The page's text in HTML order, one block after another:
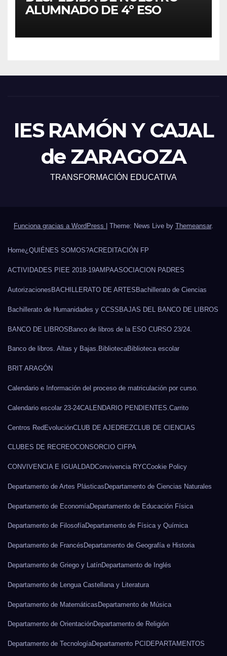
ALUMNADO DE 4º ESO
IES RAMÓN Y CAJAL
de ZARAGOZA
TRANSFORMACIÓN EDUCATIVA
Funciona gracias a WordPress Theme: News Live by Themeansar.
Home¿QUIÉNES SOMOS?ACREDITACIÓN FP
ACTIVIDADES PIEE 2018-19AMPAASOCIACION PADRES
Autorizaciones BACHILLERATO DE ARTES Bachillerato de Ciencias
Bachillerato de Humanidades y CCSS BAJAS DEL BANCO DE LIBROS
BANCO DE LIBROSBanco de libros de la ESO CURSO 23/24.
Banco de libros. Altas y Bajas. BibliotecaBiblioteca escolar
BRIT ARAGÓN
Calendario e Información del proceso de matriculación por curso.
Calendario escolar 23-24CALENDARIO PENDIENTES. Carrito
Centros RedEvoluciónCLUB DE AJEDREZCLUB DE CIENCIAS
CLUBES DE RECREOCONSORCIO CIFPA
CONVIVENCIA E IGUALDADConvivencia RYCCookie Policy
Departamento de Artes Plásticas Departamento de Ciencias Naturales
Departamento de EconomíaDepartamento de Educación Física
Departamento de FilosofíaDepartamento de Física y Química
Departamento de Francés Departamento de Geografía e Historia
Departamento de Griego y LatínDepartamento de Inglés
Departamento de Lengua Castellana y Literatura
Departamento de MatemáticasDepartamento de Música
Departamento de OrientaciónDepartamento de Religión
Departamento de TecnologíaDepartamento PCI DEPARTAMENTOS